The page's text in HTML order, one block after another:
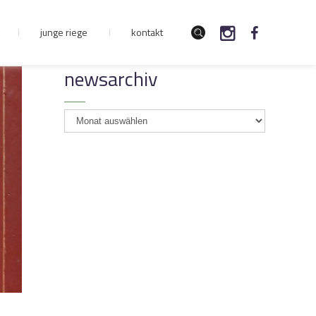
junge riege kontakt
newsarchiv
newsarchiv